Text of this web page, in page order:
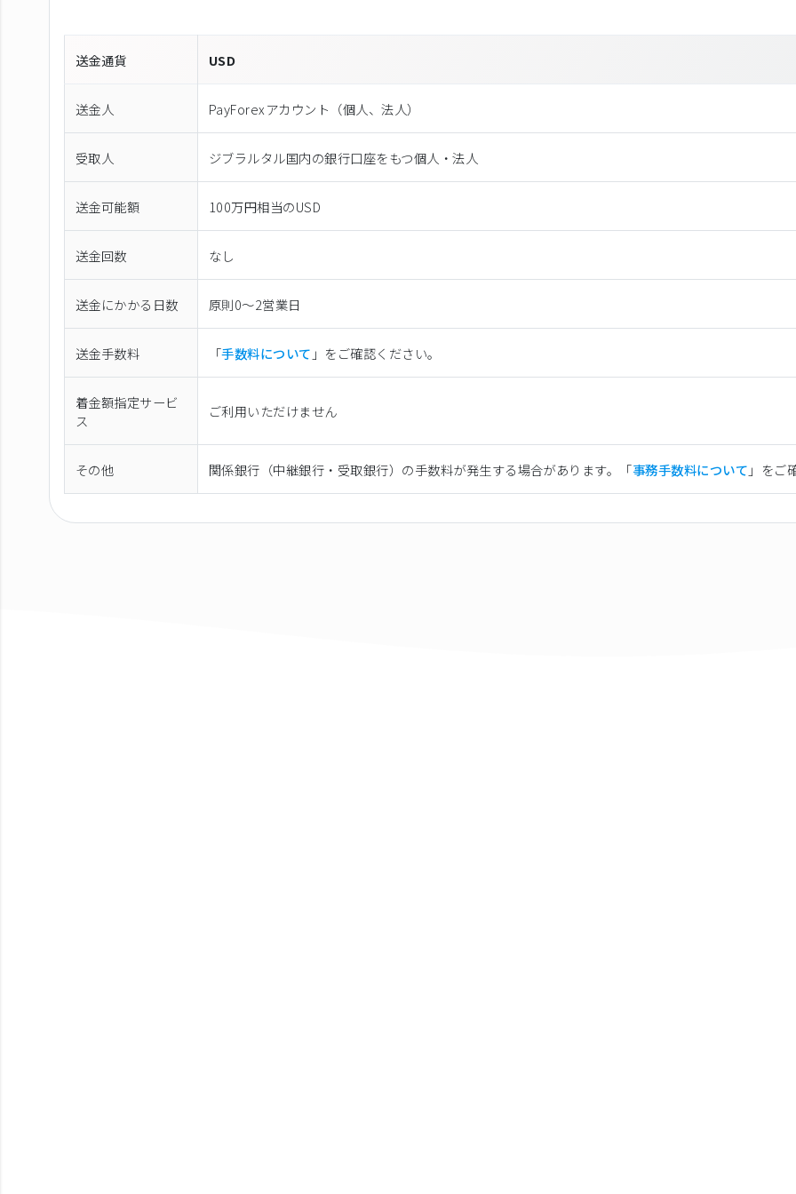
送金通貨 USD
送金人 PayForexアカウント（個⼈、法⼈）
受取人 ジブラルタル国内の銀行口座をもつ個人・法人
送金可能額 100万円相当のUSD
送金回数 なし
送金にかかる日数 原則0〜2営業日
送金手数料 「手数料について 」をご確認ください。
着金額指定サービ
ス
ご利用いただけません
その他 関係銀行（中継銀行・受取銀行）の手数料が発生する場合があります。「事務手数料について 」をご